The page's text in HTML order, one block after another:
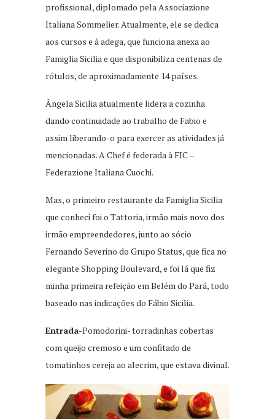
profissional, diplomado pela Associazione
Italiana Sommelier. Atualmente, ele se dedica
aos cursos e à adega, que funciona anexa ao
Famiglia Sicilia e que disponibiliza centenas de
rótulos, de aproximadamente 14 países.
Ângela Sicilia atualmente lidera a cozinha
dando continuidade ao trabalho de Fabio e
assim liberando-o para exercer as atividades já
mencionadas. A Chef é federada à FIC –
Federazione Italiana Cuochi.
Mas, o primeiro restaurante da Famiglia Sicilia
que conheci foi o Tattoria, irmão mais novo dos
irmão empreendedores, junto ao sócio
Fernando Severino do Grupo Status, que fica no
elegante Shopping Boulevard, e foi lá que fiz
minha primeira refeição em Belém do Pará, todo
baseado nas indicações do Fábio Sicilia.
Entrada-Pomodorini- torradinhas cobertas
com queijo cremoso e um confitado de
tomatinhos cereja ao alecrim, que estava divinal.